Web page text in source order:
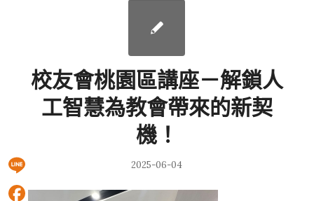
校友會桃園區講座－解鎖人
工智慧為教會帶來的新契
機！
2025-06-04
Line